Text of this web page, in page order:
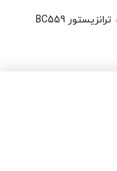
ترانزیستور BC559